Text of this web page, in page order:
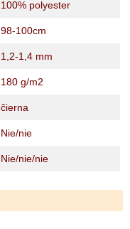
100% polyester
98-100cm
1,2-1,4 mm
180 g/m2
čierna
Nie/nie
Nie/nie/nie